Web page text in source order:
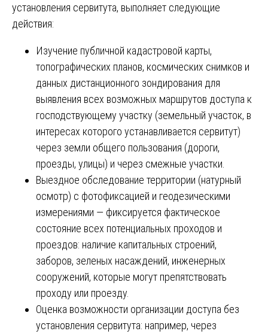
установления сервитута, выполняет следующие
действия:
Изучение публичной кадастровой карты,
топографических планов, космических снимков и
данных дистанционного зондирования для
выявления всех возможных маршрутов доступа к
господствующему участку (земельный участок, в
интересах которого устанавливается сервитут)
через земли общего пользования (дороги,
проезды, улицы) и через смежные участки.
Выездное обследование территории (натурный
осмотр) с фотофиксацией и геодезическими
измерениями — фиксируется фактическое
состояние всех потенциальных проходов и
проездов: наличие капитальных строений,
заборов, зеленых насаждений, инженерных
сооружений, которые могут препятствовать
проходу или проезду.
Оценка возможности организации доступа без
установления сервитута: например, через